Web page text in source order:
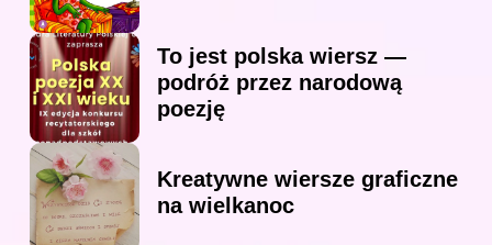
To jest polska wiersz —
podróż przez narodową
poezję
Kreatywne wiersze graficzne
na wielkanoc